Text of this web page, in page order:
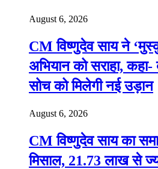
August 6, 2026
CM विष्णुदेव साय ने
अभियान को सराहा,
सोच को मिलेगी नई उड़ान
August 6, 2026
CM विष्णुदेव साय का
मिसाल, 21.73 लाख से